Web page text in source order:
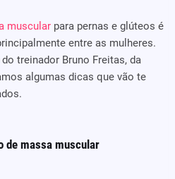
muscular para pernas e glúteos é
entre as mulheres.
treinador Bruno Freitas, da
algumas dicas que vão te
de massa muscular